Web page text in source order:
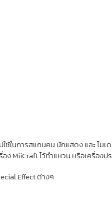
ในการสแกนคน นักแสดง และ โม
MiiCraft ไว้ทำแหวน หรือเครื่องป
Effect ต่างๆ